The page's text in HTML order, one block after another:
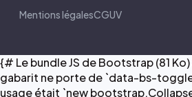
Mentions légalesCGUV
{# Le bundle JS de Bootstrap (81
gabarit ne porte de `data-bs-
usage était `new